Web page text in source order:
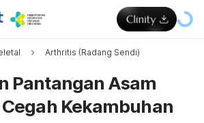
Arthritis (Radang Sendi)
Pantangan Asam
Kekambuhan